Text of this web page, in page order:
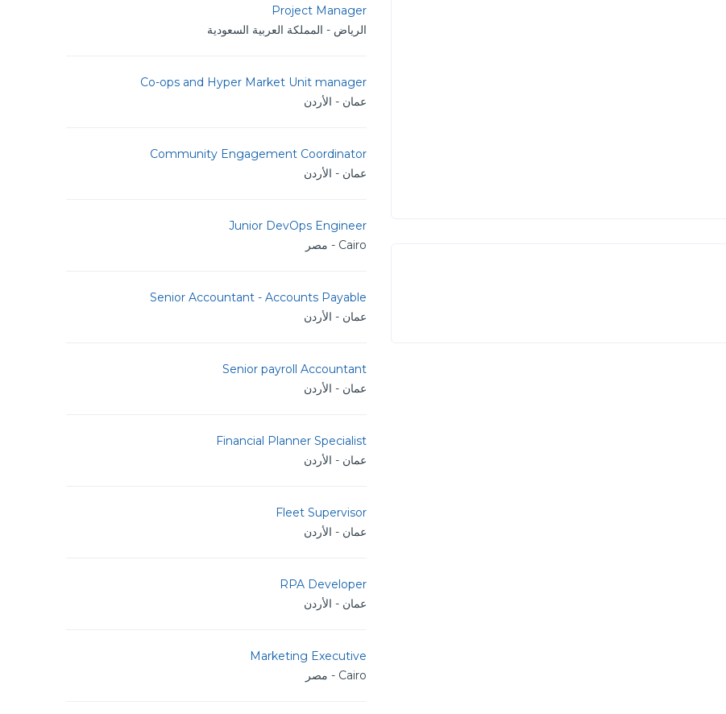
Project Manager
الرياض - المملكة العربية السعودية
Co-ops and Hyper Market Unit manager
عمان - الأردن
Community Engagement Coordinator
عمان - الأردن
Junior DevOps Engineer
Cairo - مصر
Senior Accountant - Accounts Payable
عمان - الأردن
Senior payroll Accountant
عمان - الأردن
Financial Planner Specialist
عمان - الأردن
Fleet Supervisor
عمان - الأردن
RPA Developer
عمان - الأردن
Marketing Executive
Cairo - مصر